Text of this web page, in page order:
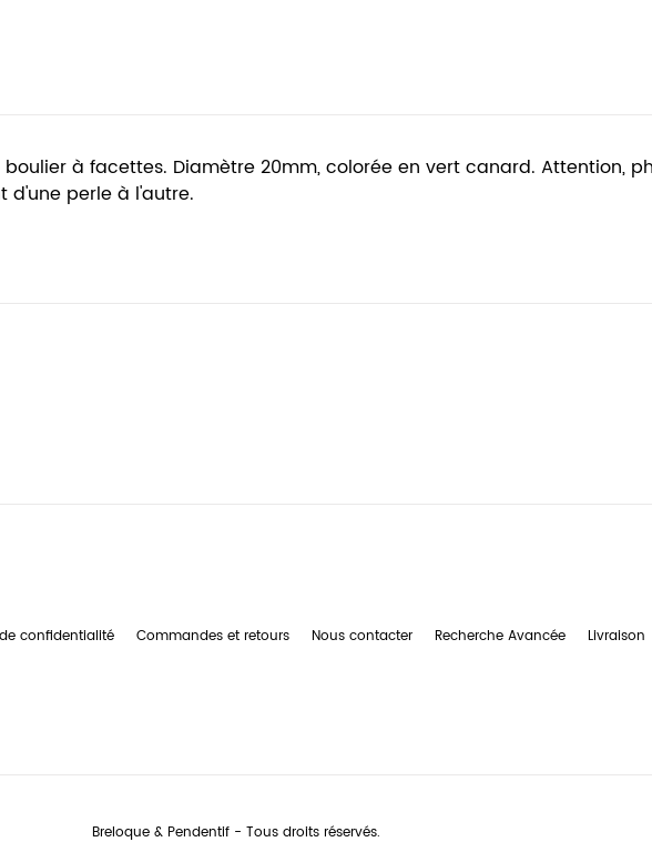
à facettes. Diamètre 20mm, colorée en vert canard. Attention,
d'une perle à l'autre.
confidentialité Commandes et retours Nous contacter Recherche Avancée Livraison
Breloque & Pendentif - Tous droits réservés.